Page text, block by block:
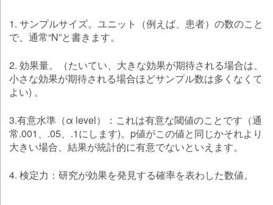
1. サンプルサイズ。ユニット（例えば、患者）の数のこと
で、通常“N”と書きます。
2. 効果量。（たいてい、大きな効果が期待される場合は、
小さな効果が期待される場合ほどサンプル数は多くなくて
よい) 。
3.有意水準（α level）：これは有意な閾値のことです（通
常.001、.05、.1にします)。p値がこの値と同じかそれより
大きい場合、結果が統計的に有意でないといえます。
4. 検定力：研究が効果を発見する確率を表わした数値。